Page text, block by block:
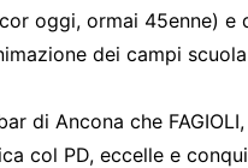
oggi, ormai 45enne) e
dei campi
di Ancona che
col PD, eccelle e